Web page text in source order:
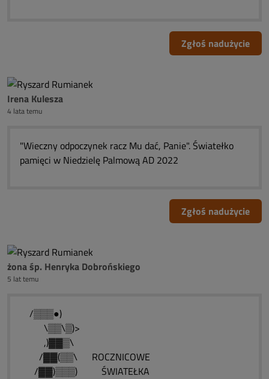
Zgłoś nadużycie
Irena Kulesza
4 lata temu
"Wieczny odpoczynek racz Mu dać, Panie". Światełko
pamięci w Niedzielę Palmową AD 2022
Zgłoś nadużycie
żona śp. Henryka Dobrońskiego
5 lat temu
/▒▒▒●)
\▒▒\▒)>
,)▓▓▒\
/▓▓(▒▒\ ROCZNICOWE
/▓▓)▒▒▒) ŚWIATEŁKA